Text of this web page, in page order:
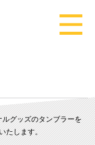
グッズのタンブラーを
たします。